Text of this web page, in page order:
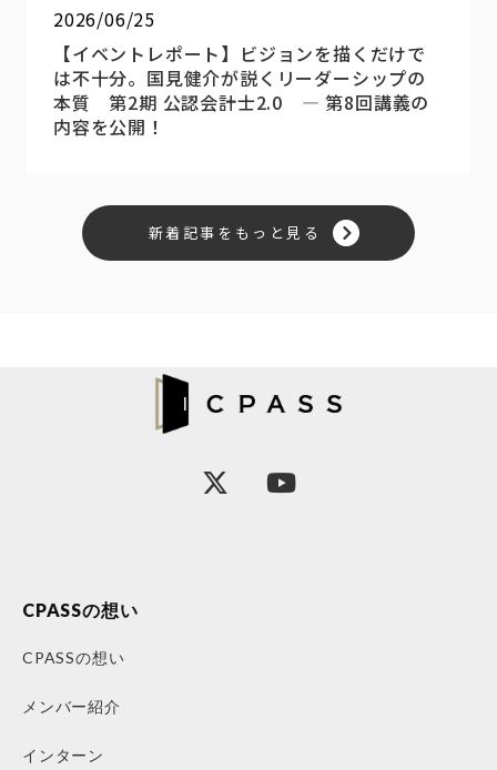
2026/06/25
【イベントレポート】ビジョンを描くだけで
は不十分。国見健介が説くリーダーシップの
本質 第2期 公認会計士2.0 ― 第8回講義の
内容を公開！
新着記事をもっと見る
CPASSの想い
CPASSの想い
メンバー紹介
インターン